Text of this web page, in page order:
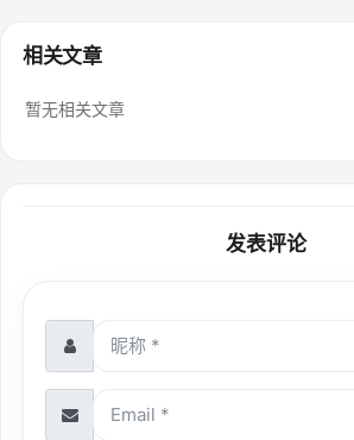
相关文章
暂无相关文章
发表评论